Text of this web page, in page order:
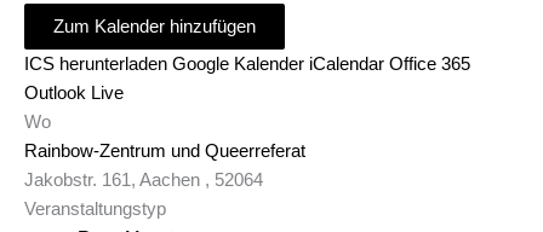
Zum Kalender hinzufügen
ICS herunterladen Google Kalender iCalendar Office 365
Outlook Live
Wo
Rainbow-Zentrum und Queerreferat
Jakobstr. 161, Aachen , 52064
Veranstaltungstyp